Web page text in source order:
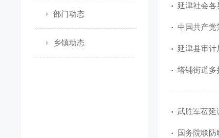
部门动态
乡镇动态
延津社会各
中国共产党第
延津县审计
塔铺街道多
武胜军莅延
国务院联